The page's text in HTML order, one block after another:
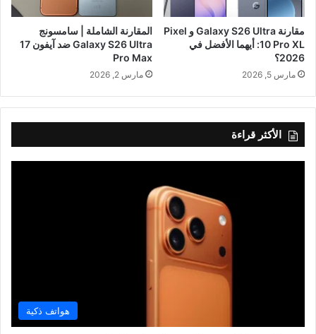
مقارنة Galaxy S26 Ultra و Pixel
10 Pro XL: أيهما الأفضل في
2026؟
مارس 5, 2026
المقارنة الشاملة | سامسونج
Galaxy S26 Ultra ضد آيفون 17
Pro Max
مارس 2, 2026
الأكثر قراءة
هواتف ذكية